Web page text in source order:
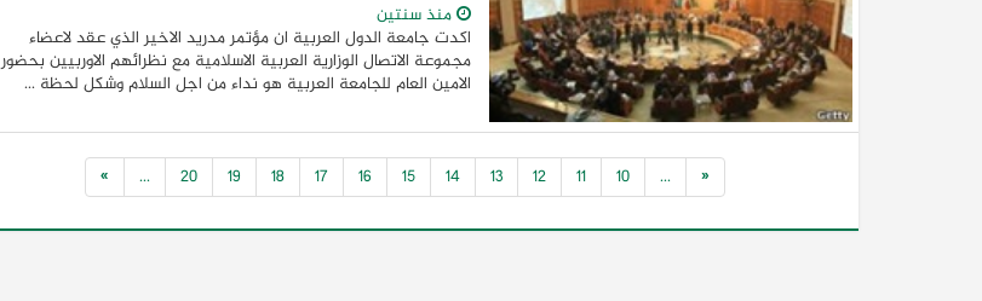
منذ سنتين
اكدت جامعة الدول العربية ان مؤتمر مدريد الاخير الذي عقد لاعضاء
مجموعة الاتصال الوزارية العربية الاسلامية مع نظرائهم الاوربيين بحضور
الامين العام للجامعة العربية هو نداء من اجل السلام وشكل لحظة ...
«
...
10
11
12
13
14
15
16
17
18
19
20
...
»